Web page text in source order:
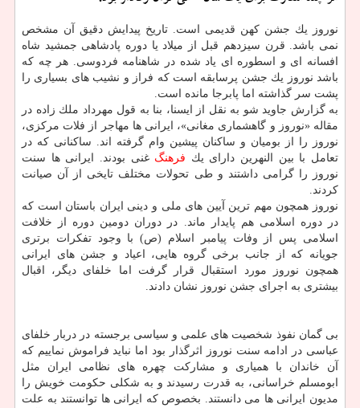
نوروز یك جشن كهن قدیمی است. تاریخ پیدایش دقیق آن مشخص
نمی باشد. قرن سیزدهم قبل از میلاد یا دوره پادشاهی جمشید شاه
افسانه ای و اسطوره ای یاد شده در شاهنامه فردوسی. هر چه كه
باشد نوروز یك جشن پرسابقه است كه فراز و نشیب های بسیاری را
پشت سر گذاشته اما پابرجا مانده است.
به گزارش جاوید شو به نقل از ایسنا، بنا به قول مهرداد ملك زاده در
مقاله «نوروز و گاهشماری مغانی»، ایرانی ها مهاجر از فلات مركزی،
نوروز را از بومیان و ساكنان پیشین وام گرفته اند. ساكنانی كه در
تعامل با بین النهرین دارای یك فرهنگ غنی بودند. ایرانی ها سنت
نوروز را گرامی داشتند و طی تحولات مختلف تایخی از آن صیانت
كردند.
نوروز همچون مهم ترین آیین های ملی و دینی ایران باستان است كه
در دوره اسلامی هم پایدار ماند. در دوران دومین دوره از خلافت
اسلامی پس از وفات پیامبر اسلام (ص) با وجود تفكرات برتری
جویانه كه از جانب برخی گروه هایی، اعیاد و جشن های ایرانی
همچون نوروز مورد استقبال قرار گرفت اما خلفای دیگر، اقبال
بیشتری به اجرای جشن نوروز نشان دادند.
بی گمان نفوذ شخصیت های علمی و سیاسی برجسته در دربار خلفای
عباسی در ادامه سنت نوروز اثرگذار بود اما نباید فراموش نماییم كه
آن خاندان با همیاری و مشاركت چهره های نظامی ایران مثل
ابومسلم خراسانی، به قدرت رسیدند و به شكلی حكومت خویش را
مدیون ایرانی ها می دانستند. بخصوص كه ایرانی ها توانستند به علت